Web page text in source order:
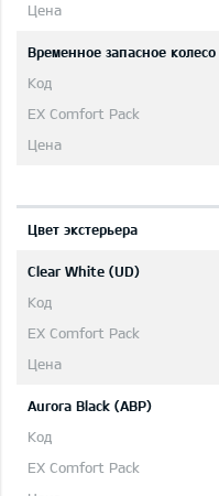
Временное запасное колесо
Цвет экстерьера
Clear White (UD)
Aurora Black (ABP)